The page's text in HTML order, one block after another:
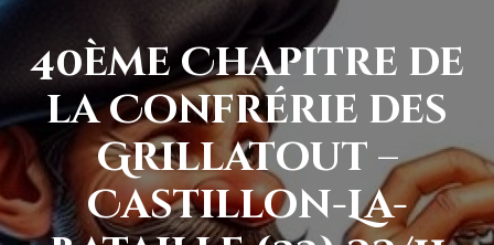
40ème Chapitre de
la Confrérie des
Grillatout –
Castillon-La-